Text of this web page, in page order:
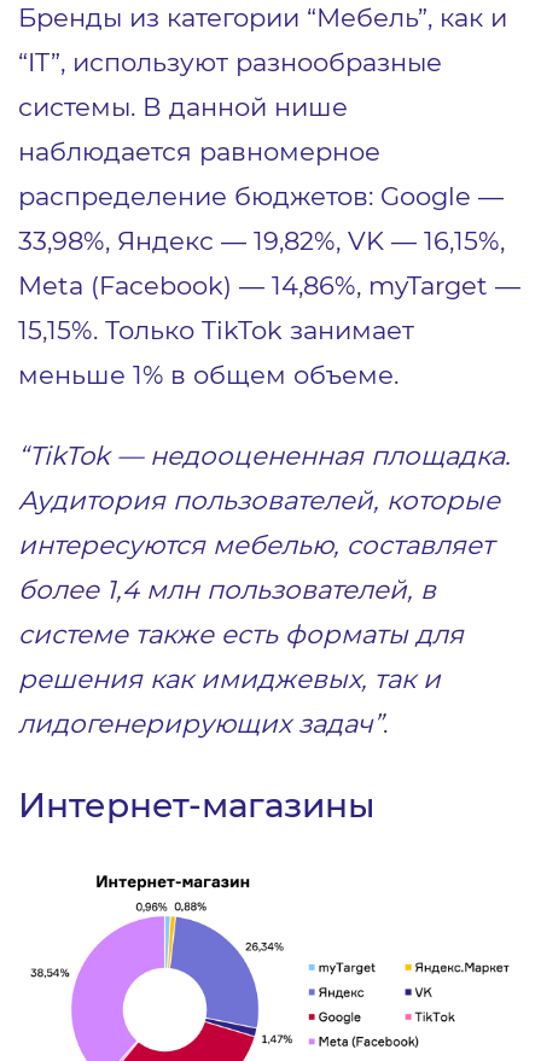
Бренды из категории “Мебель”, как и
“IT”, используют разнообразные
системы. В данной нише
наблюдается равномерное
распределение бюджетов: Google —
33,98%, Яндекс — 19,82%, VK — 16,15%,
Meta (Facebook) — 14,86%, myTarget —
15,15%. Только TikTok занимает
меньше 1% в общем объеме.
“TikTok — недооцененная площадка.
Аудитория пользователей, которые
интересуются мебелью, составляет
более 1,4 млн пользователей, в
системе также есть форматы для
решения как имиджевых, так и
лидогенерирующих задач”.
Интернет-магазины